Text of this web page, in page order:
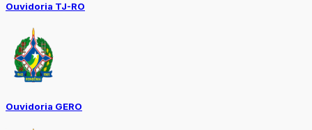
Ouvidoria TJ-RO
Ouvidoria GERO